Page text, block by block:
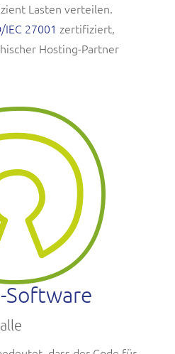
Lasten verteilen.
IEC 27001 zertifiziert,
Hosting-Partner
Software